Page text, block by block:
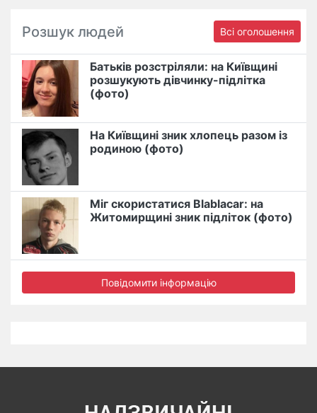
Розшук людей Всі оголошення
Батьків розстріляли: на Київщині
розшукують дівчинку-підлітка
(фото)
На Київщині зник хлопець разом із
родиною (фото)
Міг скористатися Blablacar: на
Житомирщині зник підліток (фото)
Повідомити інформацію